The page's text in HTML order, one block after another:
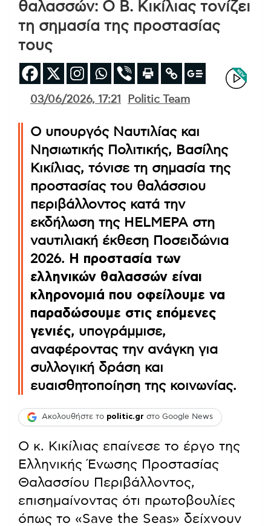
θαλασσών: Ο Β. Κικίλιας τονίζει
τη σημασία της προστασίας
τους
03/06/2026, 17:21 Politic Team
Ο υπουργός Ναυτιλίας και
Νησιωτικής Πολιτικής, Βασίλης
Κικίλιας, τόνισε τη σημασία της
προστασίας του θαλάσσιου
περιβάλλοντος κατά την
εκδήλωση της HELMEPA στη
ναυτιλιακή έκθεση Ποσειδώνια
2026. Η προστασία των
ελληνικών θαλασσών είναι
κληρονομιά που οφείλουμε να
παραδώσουμε στις επόμενες
γενιές, υπογράμμισε,
αναφέροντας την ανάγκη για
συλλογική δράση και
ευαισθητοποίηση της κοινωνίας.
Ακολουθήστε το politic.gr στο Google News
Ο κ. Κικίλιας επαίνεσε το έργο της
Ελληνικής Ένωσης Προστασίας
Θαλασσίου Περιβάλλοντος,
επισημαίνοντας ότι πρωτοβουλίες
όπως το «Save the Seas» δείχνουν